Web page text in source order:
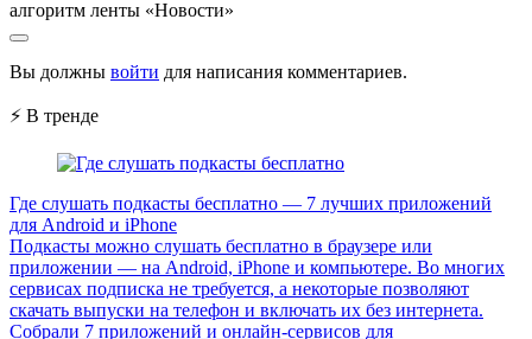
алгоритм ленты «Новости»
Вы должны войти для написания комментариев.
⚡ В тренде
Где слушать подкасты бесплатно — 7 лучших приложений
для Android и iPhone
Подкасты можно слушать бесплатно в браузере или
приложении — на Android, iPhone и компьютере. Во многих
сервисах подписка не требуется, а некоторые позволяют
скачать выпуски на телефон и включать их без интернета.
Собрали 7 приложений и онлайн-сервисов для